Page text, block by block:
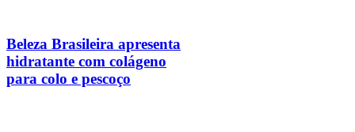
Beleza Brasileira apresenta
hidratante com colágeno
para colo e pescoço